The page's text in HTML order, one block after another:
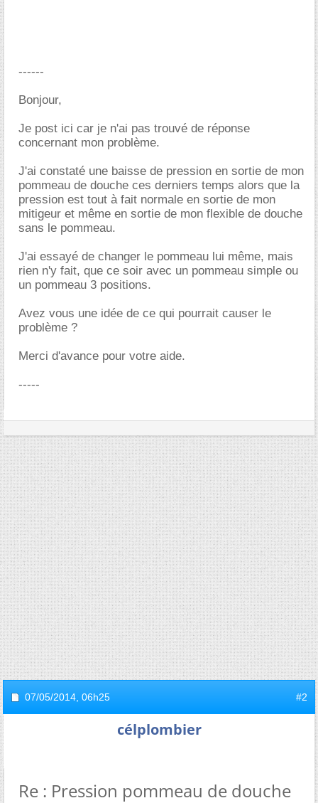
------
Bonjour,
Je post ici car je n'ai pas trouvé de réponse
concernant mon problème.
J'ai constaté une baisse de pression en sortie de mon
pommeau de douche ces derniers temps alors que la
pression est tout à fait normale en sortie de mon
mitigeur et même en sortie de mon flexible de douche
sans le pommeau.
J'ai essayé de changer le pommeau lui même, mais
rien n'y fait, que ce soir avec un pommeau simple ou
un pommeau 3 positions.
Avez vous une idée de ce qui pourrait causer le
problème ?
Merci d'avance pour votre aide.
-----
07/05/2014, 06h25 #2
célplombier
Re : Pression pommeau de douche